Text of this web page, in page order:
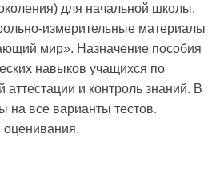
для начальной школы.
измерительные материалы
мир». Назначение пособия
навыков учащихся по
аттестации и контроль знаний. В
на все варианты тестов.